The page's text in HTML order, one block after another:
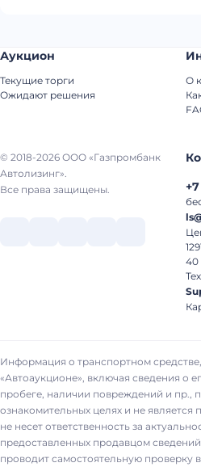
© 2018-2026 ООО «Газпромбанк
Автолизинг».
Все права защищены.
Аукцион
Текущие торги
Ожидают решения
О
+7
40
Информация о транспортном
«Автоаукционе», включая сведения о
пробеге, наличии повреждений и пр.,
ознакомительных целях и не
не несет ответственность за
предоставленных продавцом
проводит самостоятельную проверку